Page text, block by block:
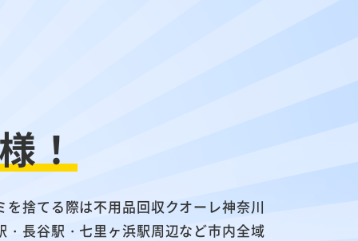
！
捨てる際は不用品回収クオーレ神奈川
・長谷駅・七里ヶ浜駅周辺など市内全域